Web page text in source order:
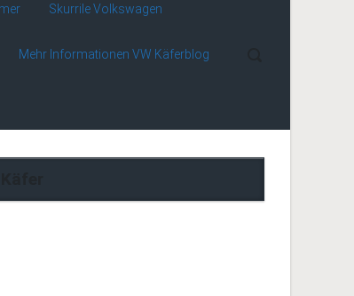
Skurrile Volkswagen
Mehr Informationen VW Käferblog